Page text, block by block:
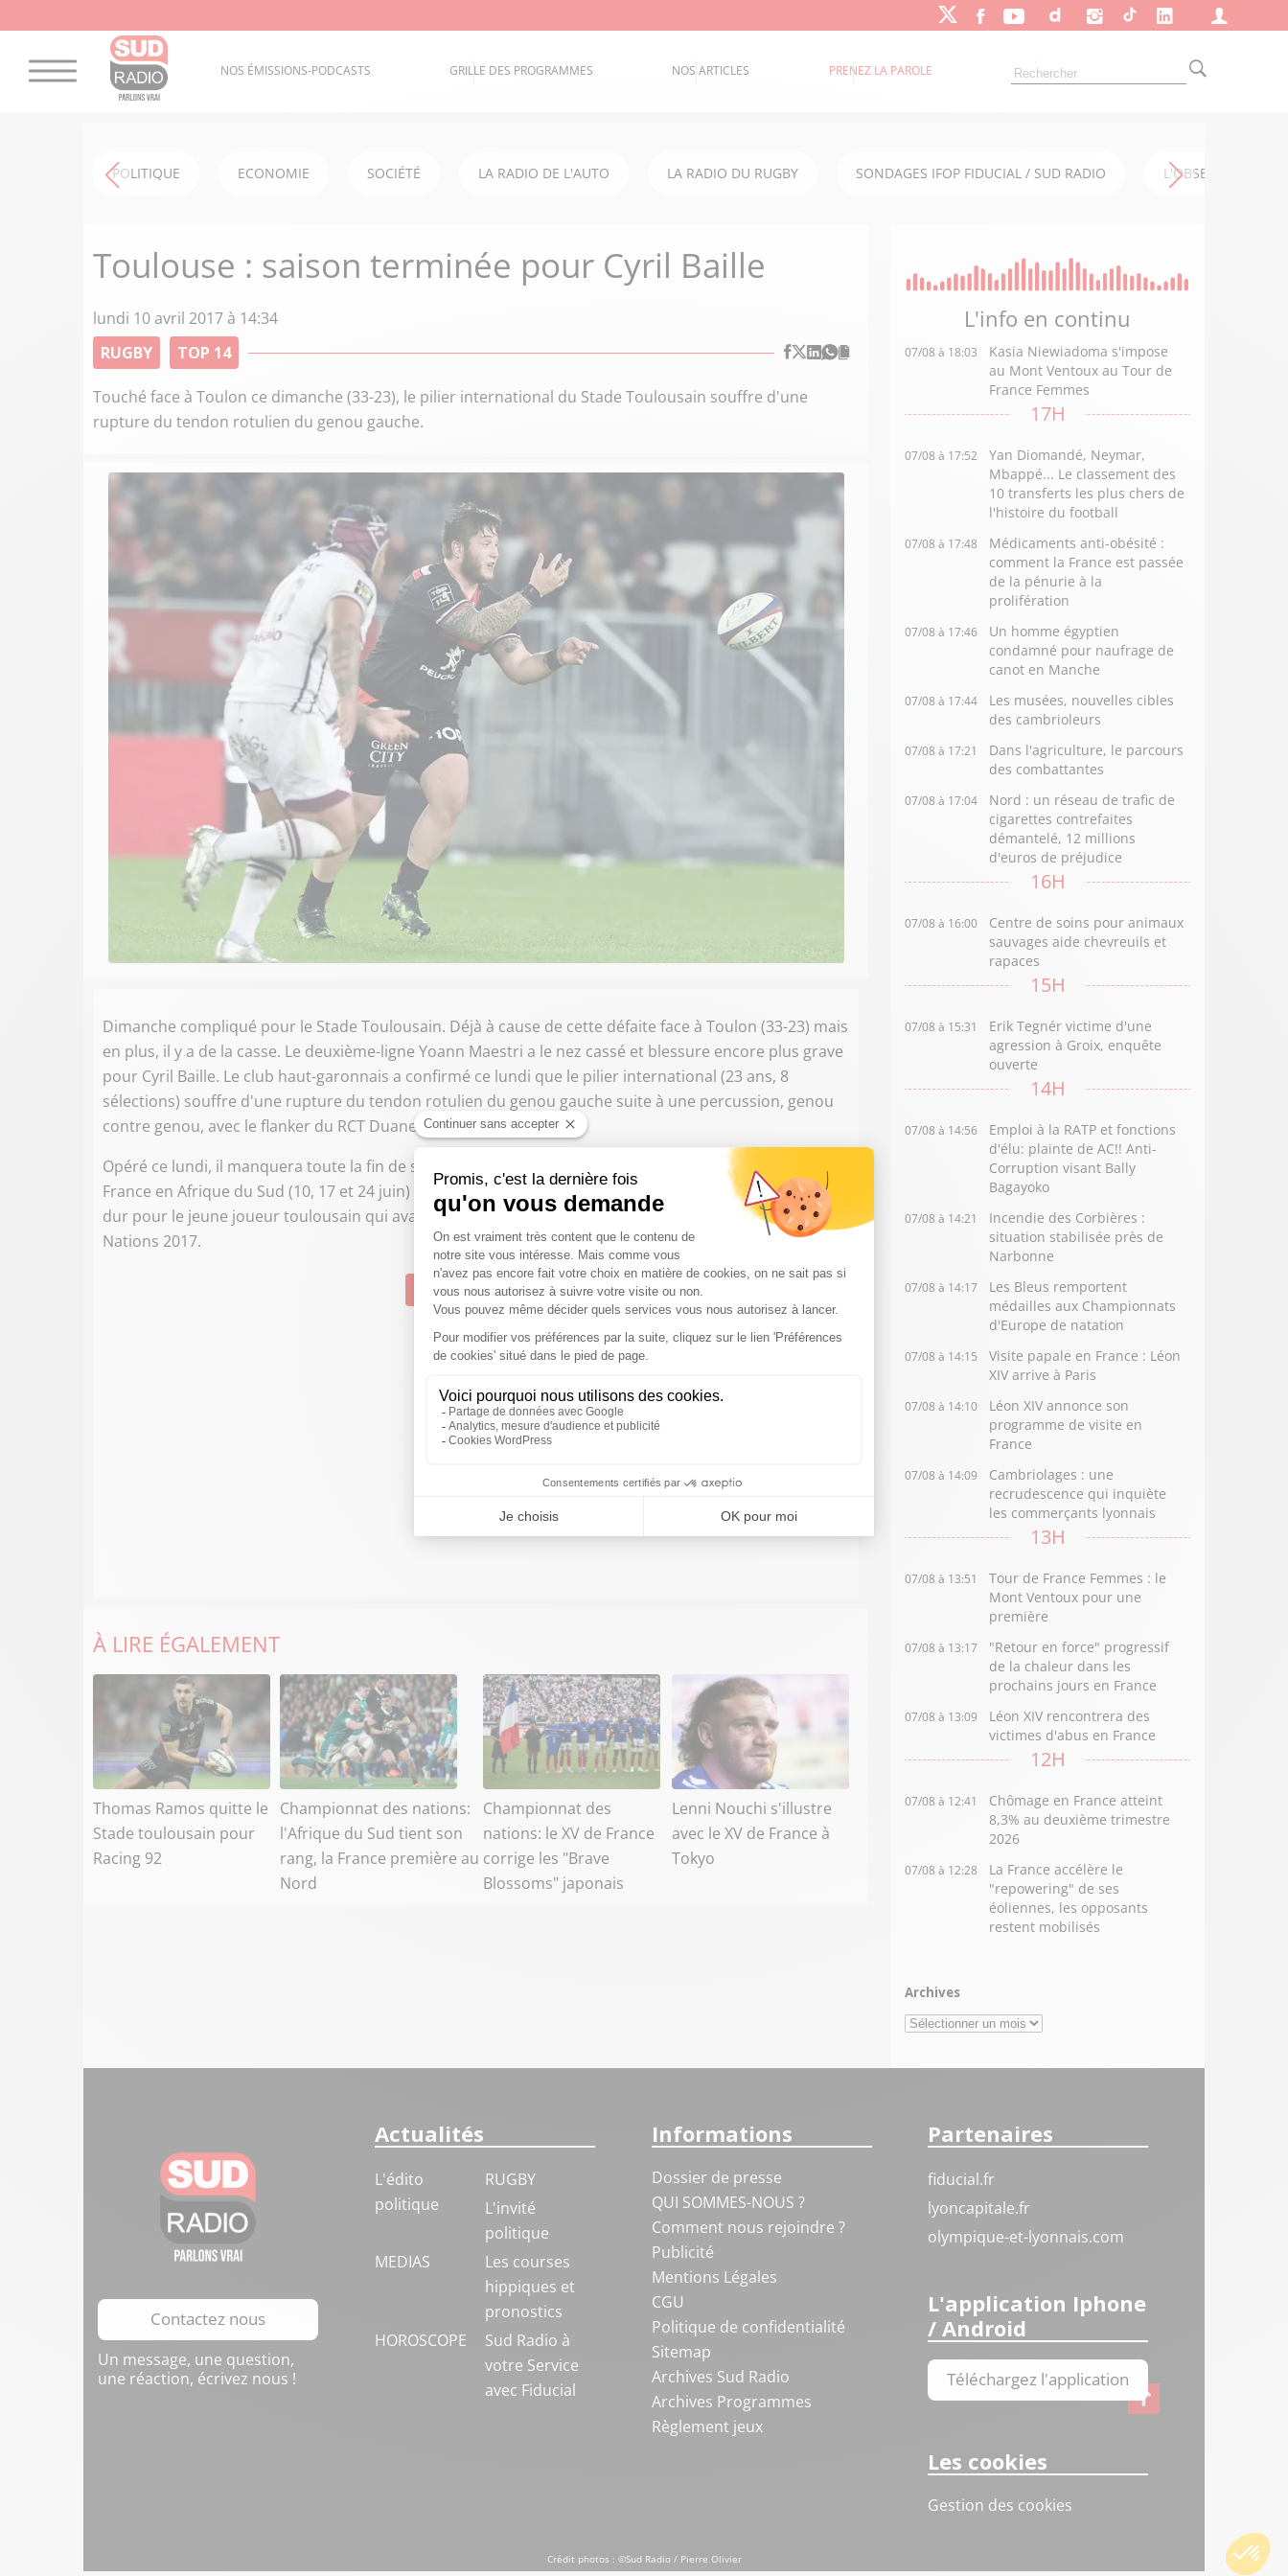
NOS ÉMISSIONS-PODCASTS GRILLE DES PROGRAMMES NOS ARTICLES PRENEZ LA PAROLE
POLITIQUE ECONOMIE SOCIÉTÉ LA RADIO DE L'AUTO LA RADIO DU RUGBY SONDAGES IFOP FIDUCIAL / SUD RADIO L'OBSERVATOIRE
Toulouse : saison terminée pour Cyril Baille
lundi 10 avril 2017 à 14:34
RUGBY
TOP 14
Touché face à Toulon ce dimanche (33-23), le pilier international du Stade Toulousain souffre d'une
rupture du tendon rotulien du genou gauche.
Dimanche compliqué pour le Stade Toulousain. Déjà à cause de cette défaite face à Toulon (33-23) mais
en plus, il y a de la casse. Le deuxième-ligne Yoann Maestri a le nez cassé et blessure encore plus grave
pour Cyril Baille. Le club haut-garonnais a confirmé ce lundi que le pilier international (23 ans, 8
sélections) souffre d'une rupture du tendon rotulien du genou gauche suite à une percussion, genou
contre genou, avec le flanker du RCT Duane Vermeulen.
Opéré ce lundi, il manquera toute la fin de saison de Top 14 ainsi que la tournée d'été du XV de
France en Afrique du Sud (10, 17 et 24 juin) mais aussi probablement celle d'automne. Un gros coup
dur pour le jeune joueur toulousain qui avait été titularisé à cinq reprises lors du Tournoi des VI
Nations 2017.
Suivre Sud Radio
À LIRE ÉGALEMENT
Thomas Ramos quitte le
Stade toulousain pour
Racing 92
Championnat des nations:
l'Afrique du Sud tient son
rang, la France première au
Nord
Championnat des
nations: le XV de France
corrige les "Brave
Blossoms" japonais
Lenni Nouchi s'illustre
avec le XV de France à
Tokyo
L'info en continu
07/08 à 18:03
Kasia Niewiadoma s'impose
au Mont Ventoux au Tour de
France Femmes
17H
07/08 à 17:52
Yan Diomandé, Neymar,
Mbappé... Le classement des
10 transferts les plus chers de
l'histoire du football
07/08 à 17:48
Médicaments anti-obésité :
comment la France est passée
de la pénurie à la
prolifération
07/08 à 17:46
Un homme égyptien
condamné pour naufrage de
canot en Manche
07/08 à 17:44
Les musées, nouvelles cibles
des cambrioleurs
07/08 à 17:21
Dans l'agriculture, le parcours
des combattantes
07/08 à 17:04
Nord : un réseau de trafic de
cigarettes contrefaites
démantelé, 12 millions
d'euros de préjudice
16H
07/08 à 16:00
Centre de soins pour animaux
sauvages aide chevreuils et
rapaces
15H
07/08 à 15:31
Erik Tegnér victime d'une
agression à Groix, enquête
ouverte
14H
07/08 à 14:56
Emploi à la RATP et fonctions
d'élu: plainte de AC!! Anti-
Corruption visant Bally
Bagayoko
07/08 à 14:21
Incendie des Corbières :
situation stabilisée près de
Narbonne
07/08 à 14:17
Les Bleus remportent
médailles aux Championnats
d'Europe de natation
07/08 à 14:15
Visite papale en France : Léon
XIV arrive à Paris
07/08 à 14:10
Léon XIV annonce son
programme de visite en
France
07/08 à 14:09
Cambriolages : une
recrudescence qui inquiète
les commerçants lyonnais
13H
07/08 à 13:51
Tour de France Femmes : le
Mont Ventoux pour une
première
07/08 à 13:17
"Retour en force" progressif
de la chaleur dans les
prochains jours en France
07/08 à 13:09
Léon XIV rencontrera des
victimes d'abus en France
12H
07/08 à 12:41
Chômage en France atteint
8,3% au deuxième trimestre
2026
07/08 à 12:28
La France accélère le
"repowering" de ses
éoliennes, les opposants
restent mobilisés
Archives
Archives
Contactez nous
Un message, une question,
une réaction, écrivez nous !
Actualités
L'édito
politique
RUGBY
L'invité
politique
MEDIAS
Les courses
hippiques et
pronostics
HOROSCOPE
Sud Radio à
votre Service
avec Fiducial
Informations
Dossier de presse
QUI SOMMES-NOUS ?
Comment nous rejoindre ?
Publicité
Mentions Légales
CGU
Politique de confidentialité
Sitemap
Archives Sud Radio
Archives Programmes
Règlement jeux
Partenaires
fiducial.fr
lyoncapitale.fr
olympique-et-lyonnais.com
L'application Iphone
/ Android
Téléchargez l'application
Les cookies
Gestion des cookies
Crédit photos : ©Sud Radio / Pierre Olivier